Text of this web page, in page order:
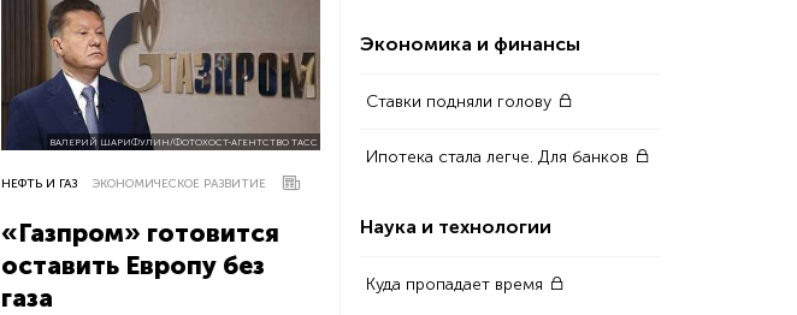
ВАЛЕРИЙ ШАРИФУЛИН/ФОТОХОСТ-АГЕНТСТВО ТАСС
НЕФТЬ И ГАЗ ЭКОНОМИЧЕСКОЕ РАЗВИТИЕ
«Газпром» готовится
оставить Европу без
газа
Экономика и финансы
Ставки подняли голову
Ипотека стала легче. Для банков
Наука и технологии
Куда пропадает время